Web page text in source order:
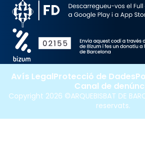
Copyright 2026 ©ARQUEBISBAT DE
reservats.
Avís LegalProtecció de Dades
Canal de